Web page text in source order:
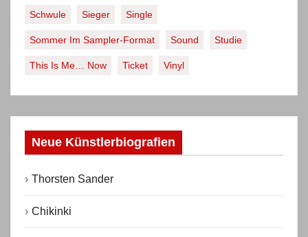
Schwule Sieger Single
Sommer Im Sampler-Format Sound Studie
This Is Me… Now Ticket Vinyl
Neue Künstlerbiografien
Thorsten Sander
Chikinki